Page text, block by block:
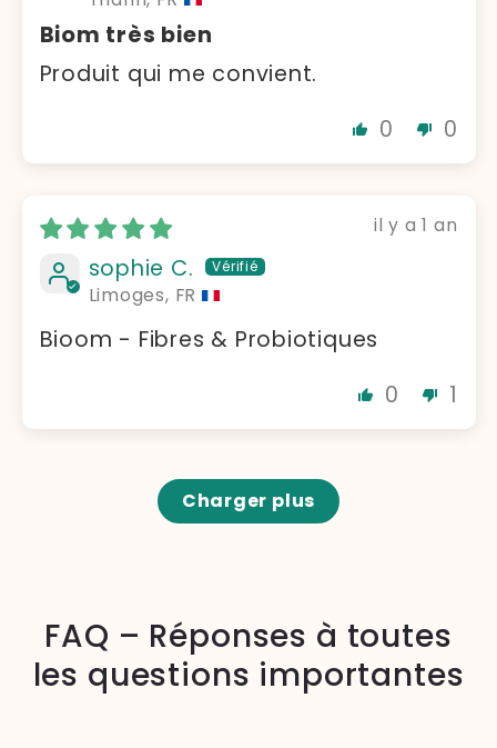
Biom très bien
Produit qui me convient.
0
0
il y a 1 an
sophie C.
Limoges, FR
Bioom - Fibres & Probiotiques
0
1
Charger plus
FAQ – Réponses à toutes
les questions importantes